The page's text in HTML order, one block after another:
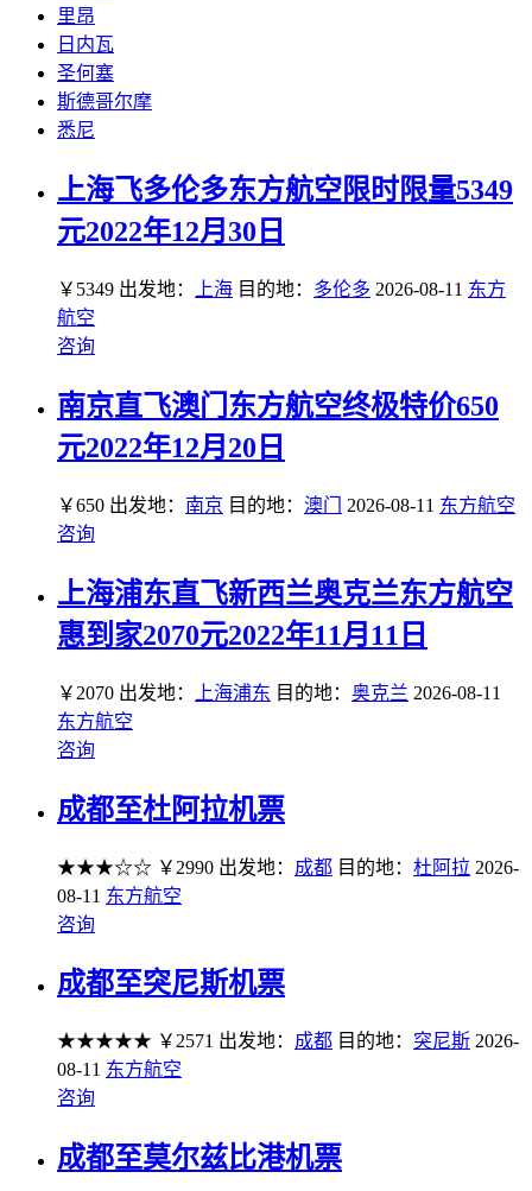
里昂
日内瓦
圣何塞
斯德哥尔摩
悉尼
上海飞多伦多东方航空限时限量5349
元2022年12月30日
￥5349 出发地： 上海 目的地： 多伦多 2026-08-11 东方
航空
咨询
南京直飞澳门东方航空终极特价650
元2022年12月20日
￥650 出发地： 南京 目的地： 澳门 2026-08-11 东方航空
咨询
上海浦东直飞新西兰奥克兰东方航空
惠到家2070元2022年11月11日
￥2070 出发地： 上海浦东 目的地： 奥克兰 2026-08-11
东方航空
咨询
成都至杜阿拉机票
★★★☆☆ ￥2990 出发地： 成都 目的地： 杜阿拉 2026-
08-11 东方航空
咨询
成都至突尼斯机票
★★★★★ ￥2571 出发地： 成都 目的地： 突尼斯 2026-
08-11 东方航空
咨询
成都至莫尔兹比港机票